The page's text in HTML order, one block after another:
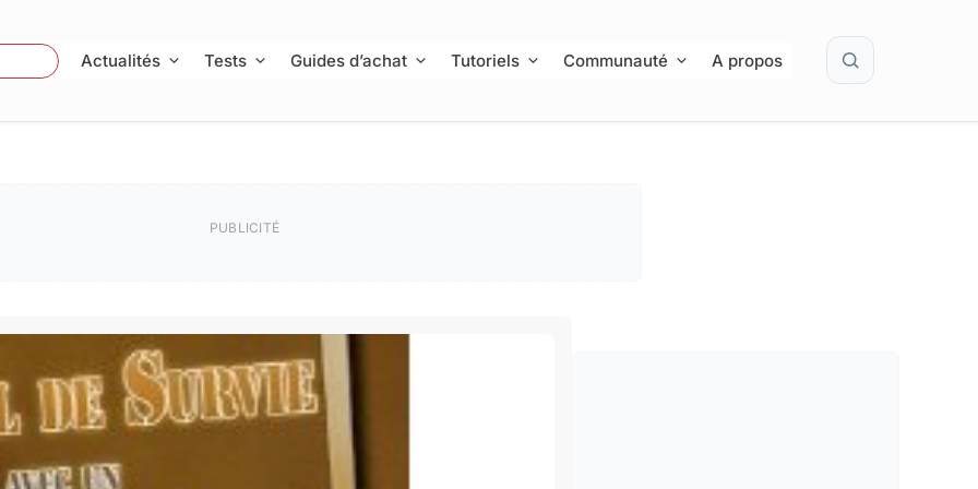
Actualités Tests Guides d’achat Tutoriels Communauté A propos Rechercher
PUBLICITÉ